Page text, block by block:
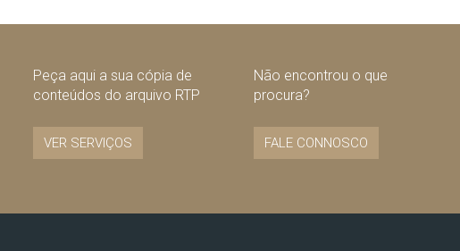
Peça aqui a sua cópia de
conteúdos do arquivo RTP
VER SERVIÇOS
Não encontrou o que
procura?
FALE CONNOSCO